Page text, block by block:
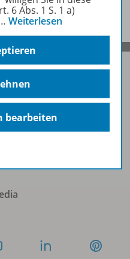
6 Abs. 1 S. 1 a)
Weiterlesen
bearbeiten